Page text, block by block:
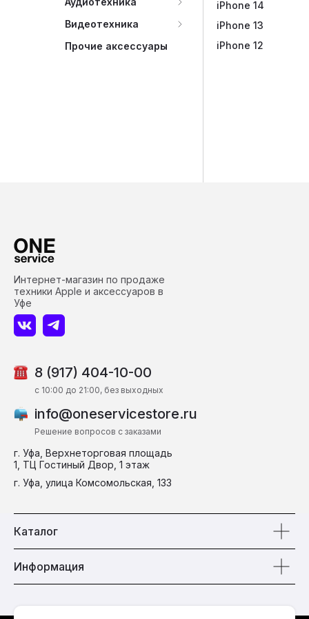
Видеотехника
Прочие аксессуары
iPhone 14
iPhone 13
iPhone 12
8 (917) 404-10-00
г. Уфа, Верхнеторговая площадь
1, ТЦ Гостиный Двор, 1 этаж
г. Уфа, улица Комсомольская, 133
info@oneservicestore.ru
c 10:00 до 21:00, без выходных
Решение вопросов с заказами
Интернет-магазин по продаже
техники Apple и аксессуаров в
Уфе
Каталог
Информация